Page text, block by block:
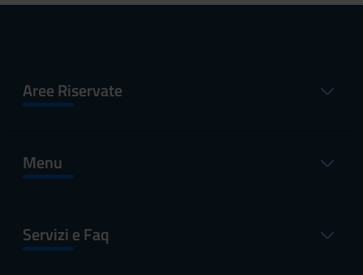
Aree Riservate
Menu
Servizi e Faq